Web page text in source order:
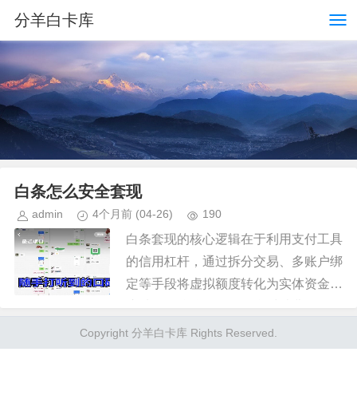
分羊白卡库
白条怎么安全套现
admin 4个月前 (04-26) 190
白条套现的核心逻辑在于利用支付工具
的信用杠杆，通过拆分交易、多账户绑
定等手段将虚拟额度转化为实体资金。
审核盲区，例如通过多个商户账户分批
完成大额支付，或借助第三方平台...
Copyright 分羊白卡库 Rights Reserved.